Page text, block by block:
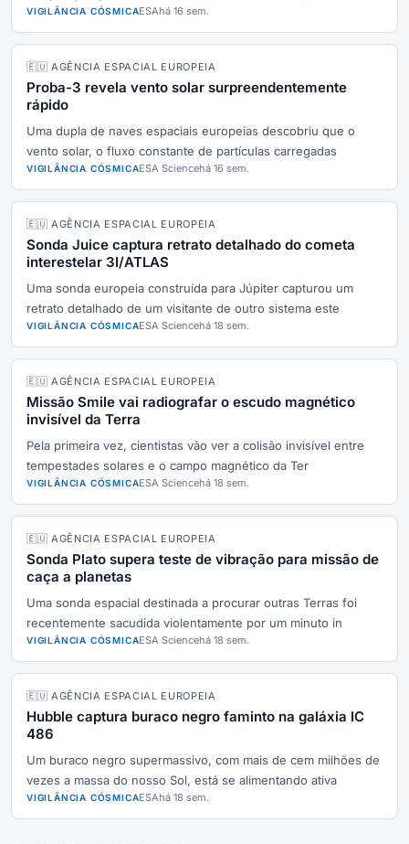
VIGILÂNCIA CÓSMICAESAhá 16 sem.
🇪🇺 AGÊNCIA ESPACIAL EUROPEIA
Proba-3 revela vento solar surpreendentemente
rápido
Uma dupla de naves espaciais europeias descobriu que o
vento solar, o fluxo constante de partículas carregadas
VIGILÂNCIA CÓSMICAESA Sciencehá 16 sem.
🇪🇺 AGÊNCIA ESPACIAL EUROPEIA
Sonda Juice captura retrato detalhado do cometa
interestelar 3I/ATLAS
Uma sonda europeia construída para Júpiter capturou um
retrato detalhado de um visitante de outro sistema este
VIGILÂNCIA CÓSMICAESA Sciencehá 18 sem.
🇪🇺 AGÊNCIA ESPACIAL EUROPEIA
Missão Smile vai radiografar o escudo magnético
invisível da Terra
Pela primeira vez, cientistas vão ver a colisão invisível entre
tempestades solares e o campo magnético da Ter
VIGILÂNCIA CÓSMICAESA Sciencehá 18 sem.
🇪🇺 AGÊNCIA ESPACIAL EUROPEIA
Sonda Plato supera teste de vibração para missão de
caça a planetas
Uma sonda espacial destinada a procurar outras Terras foi
recentemente sacudida violentamente por um minuto in
VIGILÂNCIA CÓSMICAESA Sciencehá 18 sem.
🇪🇺 AGÊNCIA ESPACIAL EUROPEIA
Hubble captura buraco negro faminto na galáxia IC
486
Um buraco negro supermassivo, com mais de cem milhões de
vezes a massa do nosso Sol, está se alimentando ativa
VIGILÂNCIA CÓSMICAESAhá 18 sem.